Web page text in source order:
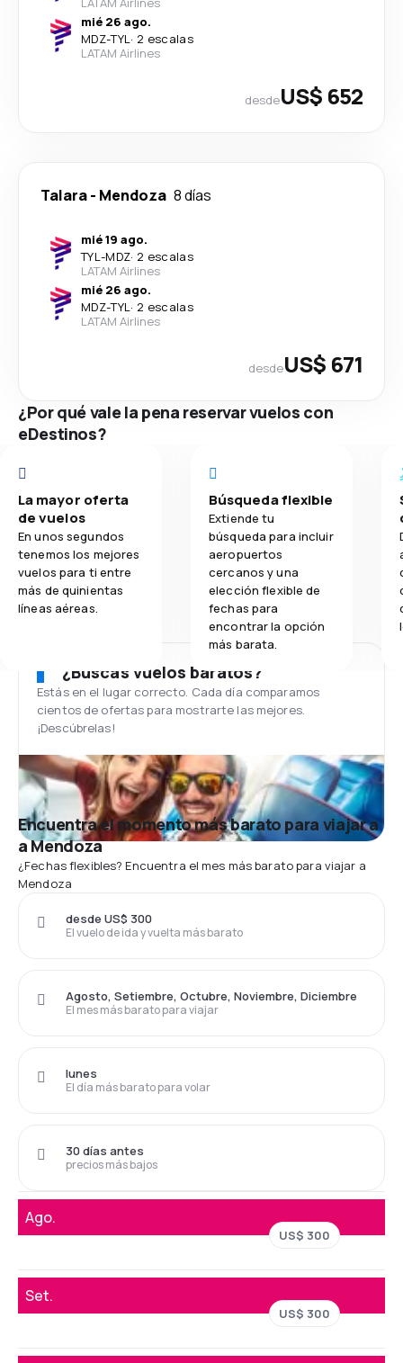
mié 26 ago.
MDZ-TYL· 2 escalas
LATAM Airlines
desdeUS$ 652
Talara- Mendoza 8 días
mié 19 ago.
TYL-MDZ· 2 escalas
LATAM Airlines
mié 26 ago.
MDZ-TYL· 2 escalas
LATAM Airlines
desdeUS$ 671
¿Por qué vale la pena reservar vuelos con
eDestinos?
La mayor oferta
de vuelos
En unos segundos
tenemos los mejores
vuelos para ti entre
más de quinientas
líneas aéreas.
Búsqueda flexible
Extiende tu
búsqueda para incluir
aeropuertos
cercanos y una
elección flexible de
fechas para
encontrar la opción
más barata.
¿Buscas vuelos baratos?
Estás en el lugar correcto. Cada día comparamos
cientos de ofertas para mostrarte las mejores.
¡Descúbrelas!
Encuentra el momento más barato para viajar a
a Mendoza
¿Fechas flexibles? Encuentra el mes más barato para viajar a
Mendoza
El vuelo de ida y vuelta más barato
desde US$ 300
El mes más barato para viajar
Agosto, Setiembre, Octubre, Noviembre, Diciembre
El día más barato para volar
lunes
precios más bajos
30 días antes
Ago.
US$ 300
Set.
US$ 300